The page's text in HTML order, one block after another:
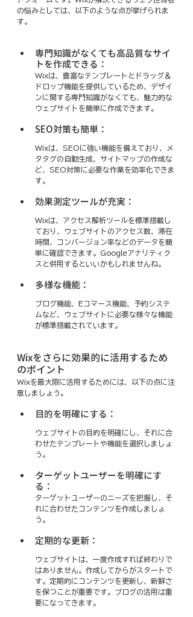
の悩みとしては、以下のような点が挙げられま
す。
専門知識がなくても高品質なサイ
トを作成できる：
Wixは、豊富なテンプレートとドラッグ＆
ドロップ機能を提供しているため、デザイ
ンに関する専門知識がなくても、魅力的な
ウェブサイトを簡単に作成できます。
SEO対策も簡単：
Wixは、SEOに強い機能を備えており、メ
タタグの自動生成、サイトマップの作成な
ど、SEO対策に必要な作業を効率化できま
す。
効果測定ツールが充実：
Wixは、アクセス解析ツールを標準搭載し
ており、ウェブサイトのアクセス数、滞在
時間、コンバージョン率などのデータを簡
単に確認できます。Googleアナリティク
スと併用するといいかもしれませんね。
多様な機能：
ブログ機能、Eコマース機能、予約システ
ムなど、ウェブサイトに必要な様々な機能
が標準搭載されています。
Wixをさらに効果的に活用するため
のポイント
Wixを最大限に活用するためには、以下の点に注
意しましょう。
目的を明確にする：
ウェブサイトの目的を明確にし、それに合
わせたテンプレートや機能を選択しましょ
う。
ターゲットユーザーを明確にす
る：
ターゲットユーザーのニーズを把握し、そ
れに合わせたコンテンツを作成しましょ
う。
定期的な更新：
ウェブサイトは、一度作成すれば終わりで
はありません。作成してからがスタートで
す。定期的にコンテンツを更新し、新鮮さ
を保つことが重要です。ブログの活用は重
要になってきます。